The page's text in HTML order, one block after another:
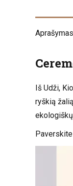
Aprašymas
Iš Udži,
ryškią